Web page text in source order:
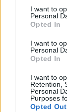
consent section.
I want to
Personal
Opted In
I want to
Personal
Opted In
I want to
Retention,
Personal
Purposes
Opted Out
pory
sprzedaży. To
dlatego